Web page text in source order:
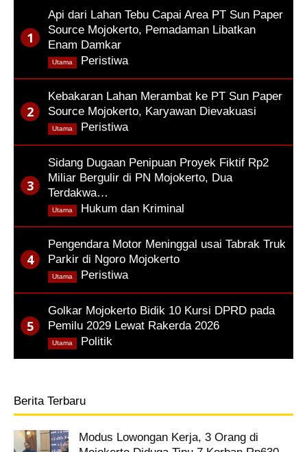
Api dari Lahan Tebu Capai Area PT Sun Paper
Source Mojokerto, Pemadaman Libatkan
Enam Damkar
Peristiwa
Utama
Kebakaran Lahan Merambat ke PT Sun Paper
Source Mojokerto, Karyawan Dievakuasi
Peristiwa
Utama
Sidang Dugaan Penipuan Proyek Fiktif Rp2
Miliar Bergulir di PN Mojokerto, Dua
Terdakwa…
Hukum dan Kriminal
Utama
Pengendara Motor Meninggal usai Tabrak Truk
Parkir di Ngoro Mojokerto
Peristiwa
Utama
Golkar Mojokerto Bidik 10 Kursi DPRD pada
Pemilu 2029 Lewat Rakerda 2026
Politik
Utama
Berita Terbaru
Modus Lowongan Kerja, 3 Orang di